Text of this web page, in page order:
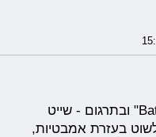
שם הענף באנגלית הוא "Bathtubbing" ובתרגום - שייט
בעזרת אמבטיות,